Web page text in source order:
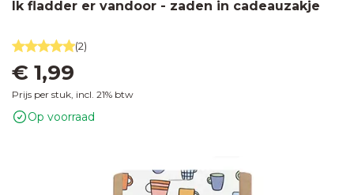
Ik fladder er vandoor - zaden in cadeauzakje
(2)
€ 1,99
Prijs per stuk, incl. 21% btw
Op voorraad